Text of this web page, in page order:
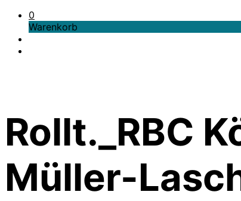
0
Warenkorb
Rollt._RBC
Müller-